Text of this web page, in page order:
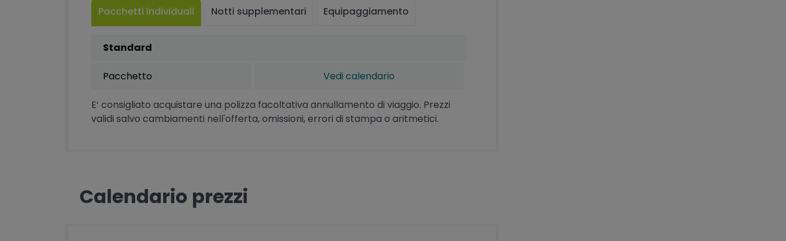
Pacchetti individuali Notti supplementari Equipaggiamento
Standard
Pacchetto Vedi calendario
E‘ consigliato acquistare una polizza facoltativa annullamento di viaggio. Prezzi
validi salvo cambiamenti nell'offerta, omissioni, errori di stampa o aritmetici.
Calendario prezzi